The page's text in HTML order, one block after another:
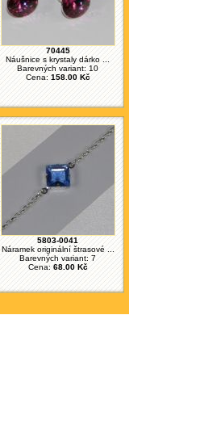
70445
Náušnice s krystaly dárko ...
Barevných variant: 10
Cena: 158.00 Kč
5803-0041
Náramek originální štrasové ...
Barevných variant: 7
Cena: 68.00 Kč